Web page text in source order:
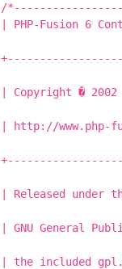
/
| PHP-Fusion 6
| Copyright � 2002
| http://www.php-
| Released under
| GNU General
| the included